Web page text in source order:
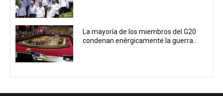
La mayoría de los miembros del G20
condenan enérgicamente la guerra...